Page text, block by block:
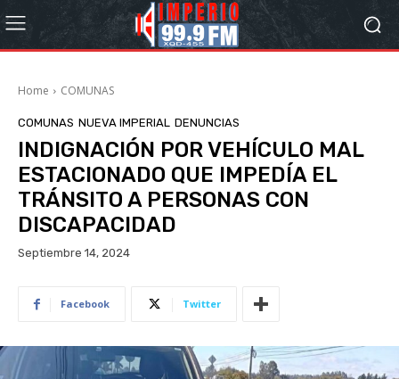
Home COMUNAS
COMUNAS NUEVA IMPERIAL DENUNCIAS
INDIGNACIÓN POR VEHÍCULO MAL
ESTACIONADO QUE IMPEDÍA EL
TRÁNSITO A PERSONAS CON
DISCAPACIDAD
Septiembre 14, 2024
Facebook Twitter